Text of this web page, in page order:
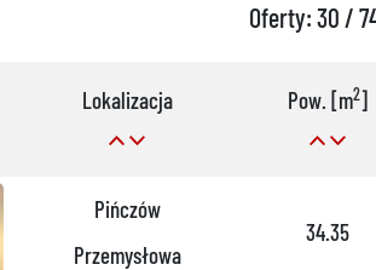
Oferty: 30 /
Lokalizacja Pow. [m2]
Pińczów
Przemysłowa
34.35